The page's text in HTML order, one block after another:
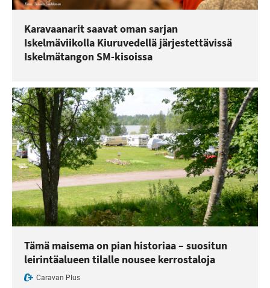
Karavaanarit saavat oman sarjan
Iskelmäviikolla Kiuruvedellä järjestettävissä
Iskelmätangon SM-kisoissa
Tämä maisema on pian historiaa – suositun
leirintäalueen tilalle nousee kerrostaloja
Caravan Plus